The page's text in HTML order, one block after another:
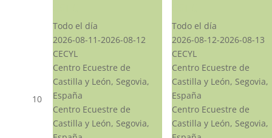
10
Todo el día
2026-08-11-2026-08-12
CECYL
Centro Ecuestre de
Castilla y León, Segovia,
España
Centro Ecuestre de
Castilla y León, Segovia,
Todo el día
2026-08-12-2026-08-13
CECYL
Centro Ecuestre de
Castilla y León, Segovia,
España
Centro Ecuestre de
Castilla y León, Segovia,